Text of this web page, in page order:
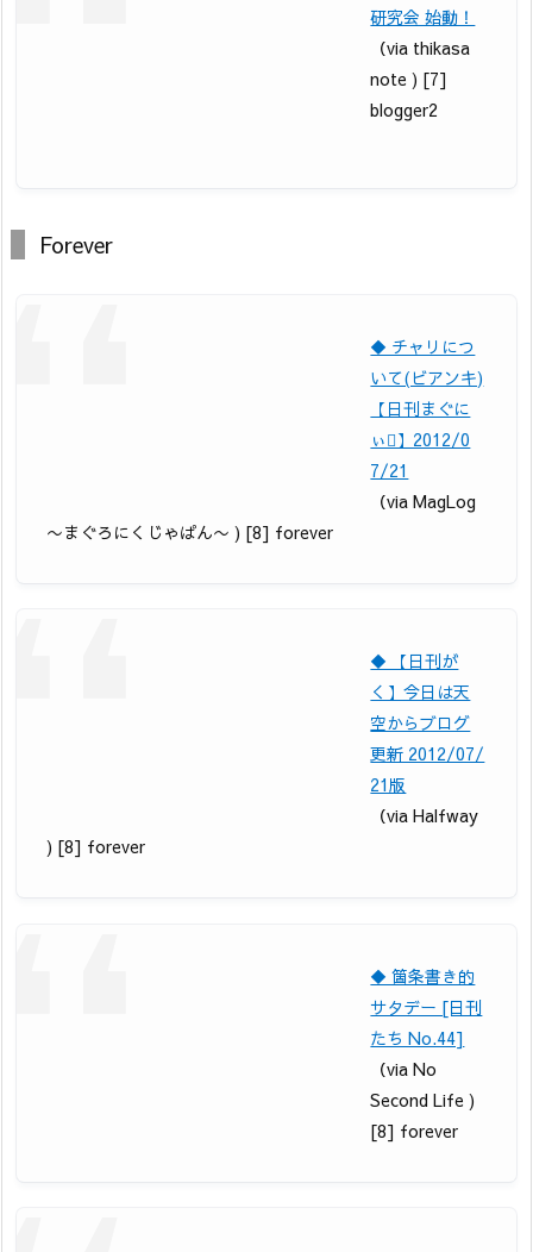
研究会 始動！
（via thikasa
note ) [7]
blogger2
Forever
◆ チャリにつ
いて(ビアンキ)
【日刊まぐに
ぃ】2012/0
7/21
（via MagLog
〜まぐろにくじゃぱん〜 ) [8] forever
◆ 【日刊が
く】今日は天
空からブログ
更新 2012/07/
21版
（via Halfway
) [8] forever
◆ 箇条書き的
サタデー [日刊
たち No.44]
（via No
Second Life )
[8] forever